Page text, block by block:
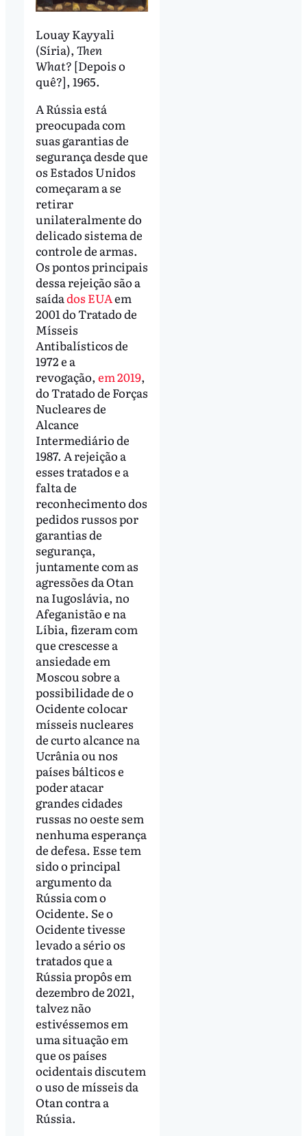
Louay Kayyali
(Síria), Then
What? [Depois o
quê?], 1965.
A Rússia está
preocupada com
suas garantias de
segurança desde que
os Estados Unidos
começaram a se
retirar
unilateralmente do
delicado sistema de
controle de armas.
Os pontos principais
dessa rejeição são a
saídados EUAem
2001 do Tratado de
Mísseis
Antibalísticos de
1972 e a
revogação, em 2019,
do Tratado de Forças
Nucleares de
Alcance
Intermediário de
1987. A rejeição a
esses tratados e a
falta de
reconhecimento dos
pedidos russos por
garantias de
segurança,
juntamente com as
agressões da Otan
na Iugoslávia, no
Afeganistão e na
Líbia, fizeram com
que crescesse a
ansiedade em
Moscou sobre a
possibilidade de o
Ocidente colocar
mísseis nucleares
de curto alcance na
Ucrânia ou nos
países bálticos e
poder atacar
grandes cidades
russas no oeste sem
nenhuma esperança
de defesa. Esse tem
sido o principal
argumento da
Rússia com o
Ocidente. Se o
Ocidente tivesse
levado a sério os
tratados que a
Rússia propôs em
dezembro de 2021,
talvez não
estivéssemos em
uma situação em
que os países
ocidentais discutem
o uso de mísseis da
Otan contra a
Rússia.